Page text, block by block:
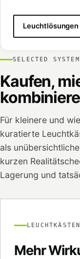
Leuchtlösungen
SELECTED
Kaufen,
Für kleinere und
kuratierte
als
kurzen
Lagerung und
LEUCHTKÄSTEN
Mehr